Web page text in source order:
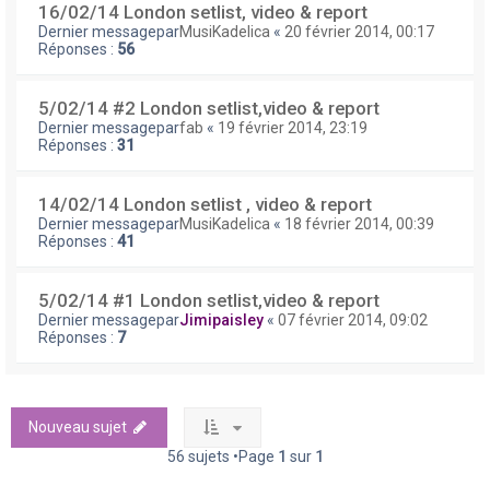
16/02/14 London setlist, video & report
Dernier messageparMusiKadelica « 20 février 2014, 00:17
Réponses : 56
5/02/14 #2 London setlist,video & report
Dernier messageparfab « 19 février 2014, 23:19
Réponses : 31
14/02/14 London setlist , video & report
Dernier messageparMusiKadelica « 18 février 2014, 00:39
Réponses : 41
5/02/14 #1 London setlist,video & report
Dernier messageparJimipaisley « 07 février 2014, 09:02
Réponses : 7
Nouveau sujet
56 sujets •Page 1 sur 1